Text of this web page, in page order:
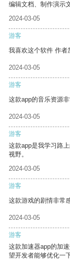
编辑文档、制作演示
2024-03-05
游客
我喜欢这个软件 作者
2024-03-05
游客
这款app的音乐资源
2024-03-05
游客
这款app是我学习路
视野。
2024-03-05
游客
这款游戏的剧情非常
2024-03-05
游客
这款加速器app的加
望开发者能够优化一下